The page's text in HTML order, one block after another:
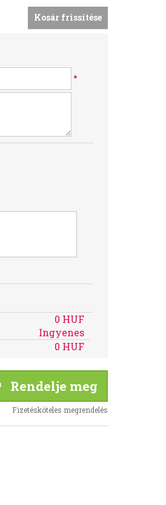
*
0 HUF
Ingyenes
0 HUF
Rendelje meg
Fizetésköteles megrendelés